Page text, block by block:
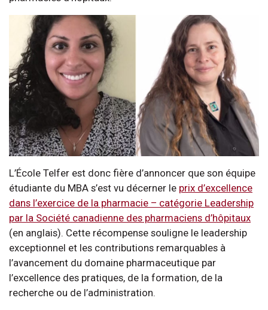
L’École Telfer est donc fière d’annoncer que son équipe
étudiante du MBA s’est vu décerner le prix d’excellence
dans l’exercice de la pharmacie – catégorie Leadership
par la Société canadienne des pharmaciens d’hôpitaux
(en anglais). Cette récompense souligne le leadership
exceptionnel et les contributions remarquables à
l’avancement du domaine pharmaceutique par
l’excellence des pratiques, de la formation, de la
recherche ou de l’administration.